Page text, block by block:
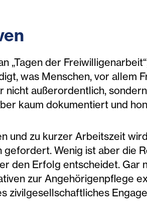
„Tagen der
was Menschen, vor allem
außerordentlich,
kaum dokumentiert und
und zu kurzer Arbeitszeit
Wenig ist aber die
den Erfolg entscheidet. Gar
zur Angehörigenpflege
zivilgesellschaftliches